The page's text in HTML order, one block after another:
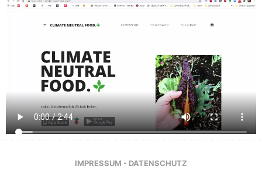
IMPRESSUM - DATENSCHUTZ